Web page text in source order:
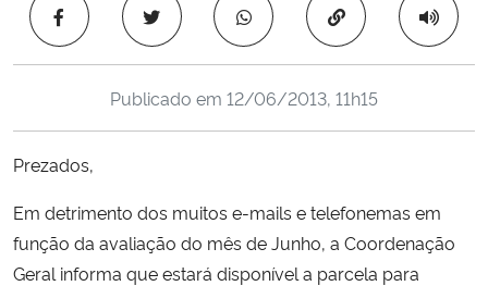
Ministério da Educação
Ministério da Cidadania
Ministério da Ciência, Tecnologia, Inovações e Comunicações
Copiar para área
Publicado em 12/06/2013, 11h15
Prezados,
Em detrimento dos muitos e-mails e telefonemas em
função da avaliação do mês de Junho, a Coordenação
Geral informa que estará disponível a parcela para